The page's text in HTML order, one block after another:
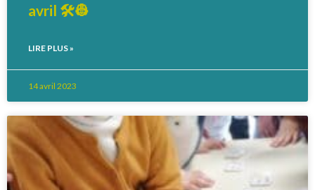
avril 🛠️👷
LIRE PLUS »
14 avril 2023